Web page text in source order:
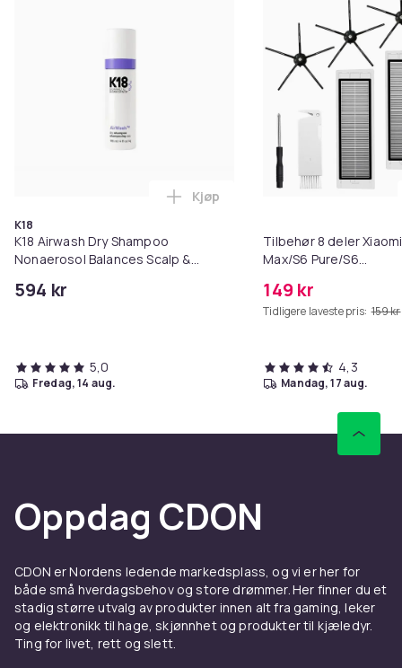
K18
K18 Airwash Dry Shampoo
Nonaerosol Balances Scalp &
594 kr
Legg K18 Airwash Dry
Kjøp
5,0
fredag, 14 aug.
Tilbehør 8 deler
Max/S6 Pure/S6
149 kr
Tidligere laveste pris: 159 kr
4,3
mandag, 17 aug.
Oppdag CDON
CDON er Nordens ledende markedsplass, og vi er her for
både små hverdagsbehov og store drømmer. Her finner du et
stadig større utvalg av produkter innen alt fra gaming, leker
og elektronikk til hage, skjønnhet og produkter til kjæledyr.
Ting for livet, rett og slett.